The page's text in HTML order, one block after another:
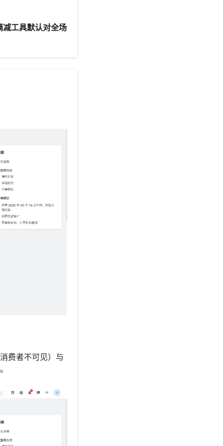
工具默认对全场
费者不可见）与